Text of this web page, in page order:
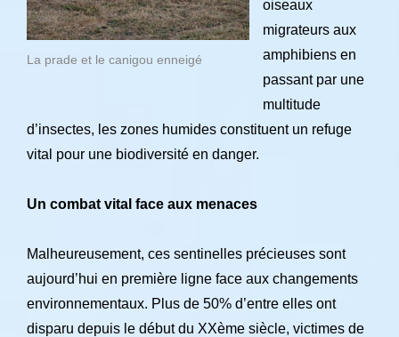
La prade et le canigou enneigé
oiseaux
migrateurs aux
amphibiens en
passant par une
multitude
d’insectes, les zones humides constituent un refuge
vital pour une biodiversité en danger.
Un combat vital face aux menaces
Malheureusement, ces sentinelles précieuses sont
aujourd’hui en première ligne face aux changements
environnementaux. Plus de 50% d’entre elles ont
disparu depuis le début du XXème siècle, victimes de